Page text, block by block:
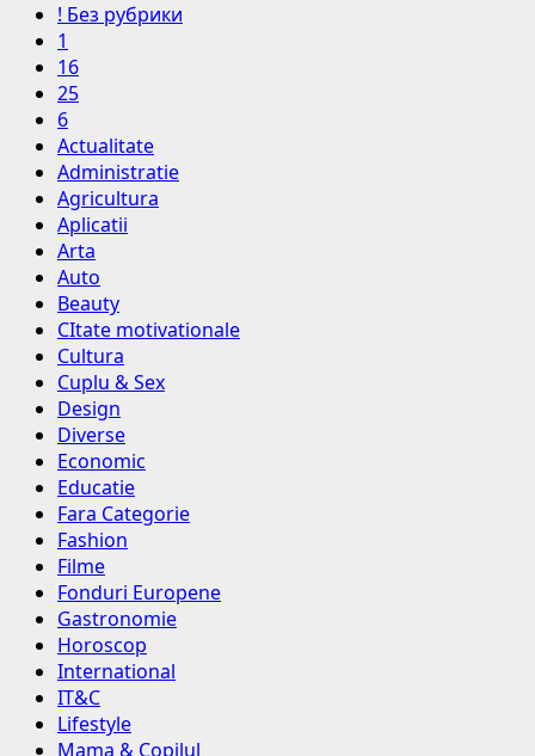
! Без рубрики
1
16
25
6
Actualitate
Administratie
Agricultura
Aplicatii
Arta
Auto
Beauty
CItate motivationale
Cultura
Cuplu & Sex
Design
Diverse
Economic
Educatie
Fara Categorie
Fashion
Filme
Fonduri Europene
Gastronomie
Horoscop
International
IT&C
Lifestyle
Mama & Copilul